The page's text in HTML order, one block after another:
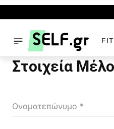
Στοιχεία
Ονοματεπώνυμο *